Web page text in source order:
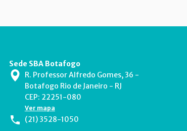
Sede SBA Botafogo
R. Professor Alfredo Gomes, 36 -
Botafogo Rio de Janeiro - RJ
CEP: 22251-080
Ver mapa
(21) 3528-1050